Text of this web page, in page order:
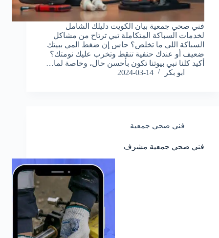
فني صحي جمعية بيان الكويت دليلك الشامل
لخدمات السباكة المتكاملة تبي ترتاح من مشاكل
السباكة اللي ما تخلص؟ حاس إن ضغط المي ببيتك
ضعيف أو عندك حنفية تنقط وتخرب عليك نومتك؟
أكيد كلنا نبي بيوتنا تكون بأحسن حال، وخاصة لما…
ابو بكر
2024-03-14
فني صحي جمعية
فني صحي جمعية مشرف